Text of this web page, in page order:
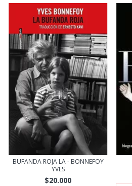
BUFANDA ROJA LA - BONNEFOY
YVES
$20.000